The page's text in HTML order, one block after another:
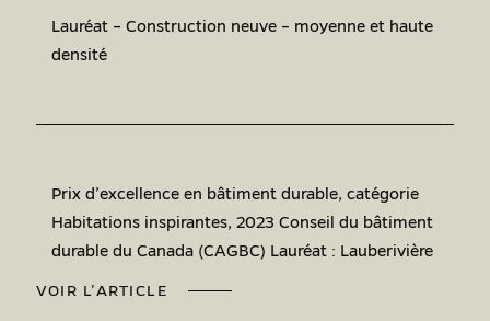
Lauréat – Construction neuve – moyenne et haute
densité
Prix d’excellence en bâtiment durable, catégorie
Habitations inspirantes, 2023 Conseil du bâtiment
durable du Canada (CAGBC) Lauréat : Lauberivière
VOIR L’ARTICLE